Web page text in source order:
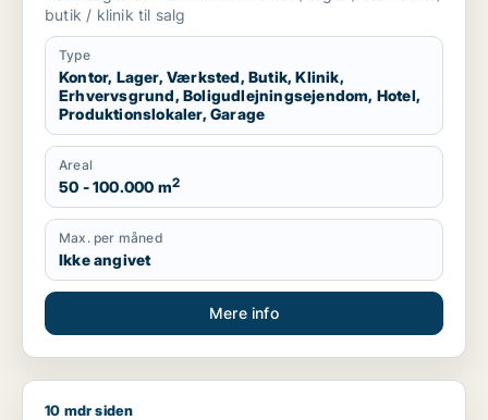
produktionslokaler eller garage til salg i
Region Sjælland
butik / klinik til salg
Type
Kontor, Lager, Værksted, Butik, Klinik,
Erhvervsgrund, Boligudlejningsejendom, Hotel,
Produktionslokaler, Garage
Areal
50 - 100.000 m2
Max. per måned
Ikke angivet
Mere info
Heino søger lager, værksted eller produktionslokaler til salg
10 mdr siden